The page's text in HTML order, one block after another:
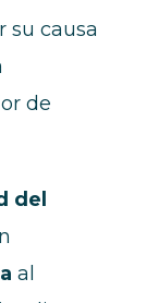
su causa
de
del
al